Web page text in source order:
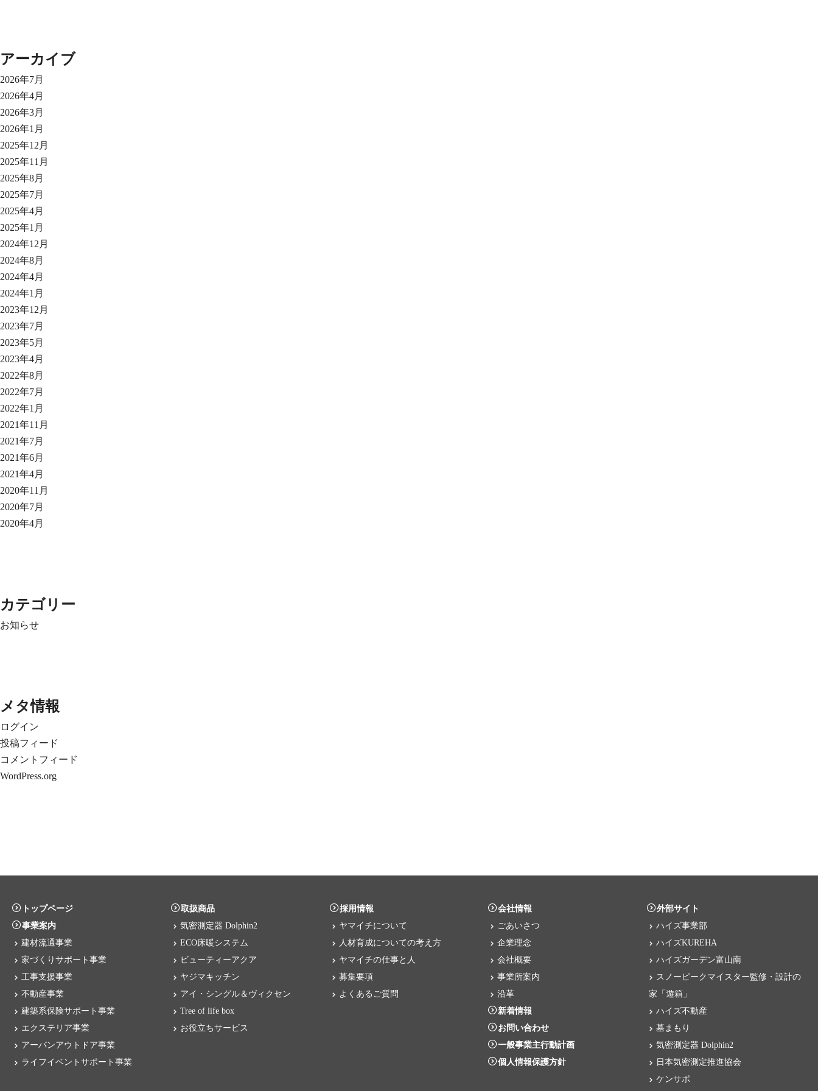
アーカイブ
2026年7月
2026年4月
2026年3月
2026年1月
2025年12月
2025年11月
2025年8月
2025年7月
2025年4月
2025年1月
2024年12月
2024年8月
2024年4月
2024年1月
2023年12月
2023年7月
2023年5月
2023年4月
2022年8月
2022年7月
2022年1月
2021年11月
2021年7月
2021年6月
2021年4月
2020年11月
2020年7月
2020年4月
カテゴリー
お知らせ
メタ情報
ログイン
投稿フィード
コメントフィード
WordPress.org
トップページ
事業案内
建材流通事業
家づくりサポート事業
工事支援事業
不動産事業
建築系保険サポート事業
エクステリア事業
アーバンアウトドア事業
ライフイベントサポート事業
取扱商品
気密測定器 Dolphin2
ECO床暖システム
ビューティーアクア
ヤジマキッチン
アイ・シングル＆ヴィクセン
Tree of life box
お役立ちサービス
採用情報
ヤマイチについて
人材育成についての考え方
ヤマイチの仕事と人
募集要項
よくあるご質問
会社情報
ごあいさつ
企業理念
会社概要
事業所案内
沿革
新着情報
お問い合わせ
一般事業主行動計画
個人情報保護方針
外部サイト
ハイズ事業部
ハイズKUREHA
ハイズガーデン富山南
スノーピークマイスター監修・設計の
家「遊箱」
ハイズ不動産
墓まもり
気密測定器 Dolphin2
日本気密測定推進協会
ケンサポ